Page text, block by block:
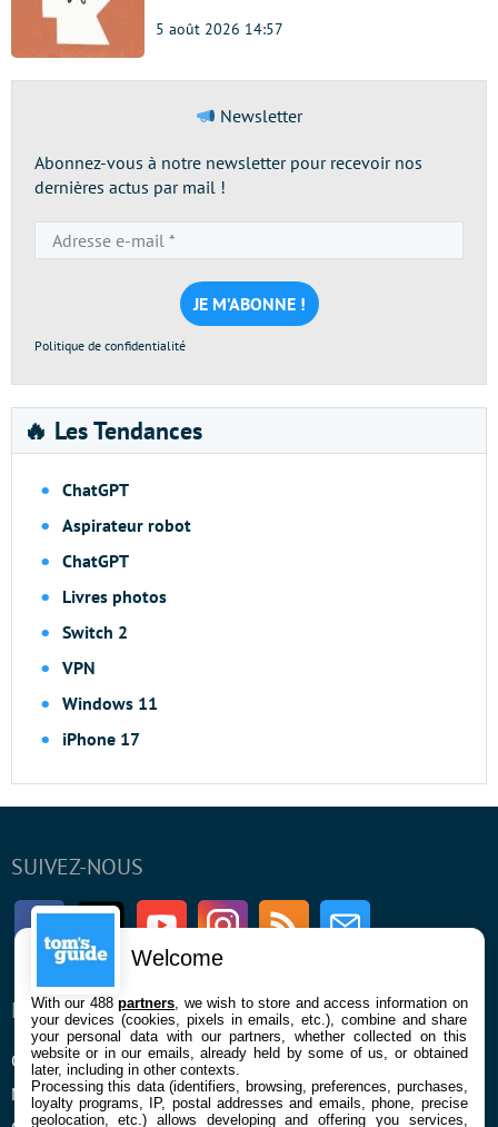
5 août 2026 14:57
Newsletter
Abonnez-vous à notre newsletter pour recevoir nos
dernières actus par mail !
e-
mail
*
Politique de confidentialité
🔥 Les Tendances
ChatGPT
Aspirateur robot
ChatGPT
Livres photos
Switch 2
VPN
Windows 11
iPhone 17
SUIVEZ-NOUS
FacebookTwitter Youtube InstagramRSS Newsletter
ENTREPRISE
Qui sommes nous
Mentions légales et CGU
À PROPOS
La rédaction
Contact
Welcome
With our 488partners , we wish to store and access information on
your devices (cookies, pixels in emails, etc.), combine and share
your personal data with our partners, whether collected on this
website or in our emails, already held by some of us, or obtained
later, including in other contexts.
Processing this data (identifiers, browsing, preferences, purchases,
loyalty programs, IP, postal addresses and emails, phone, precise
geolocation, etc.) allows developing and offering you services,